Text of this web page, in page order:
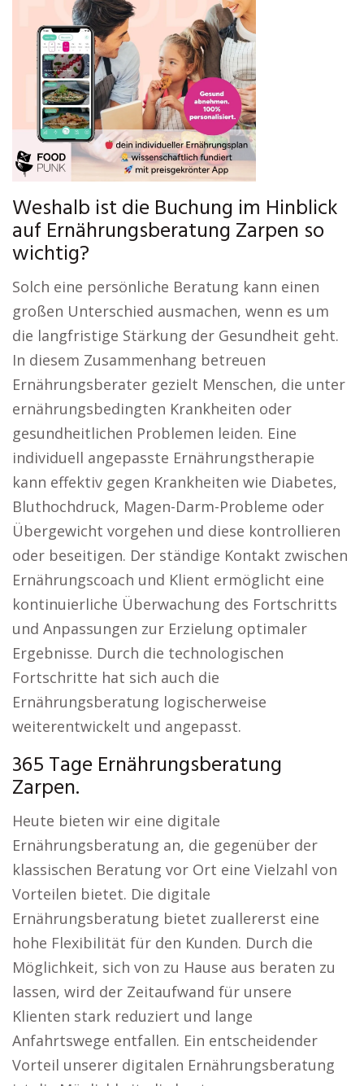
Weshalb ist die Buchung im Hinblick
auf Ernährungsberatung Zarpen so
wichtig?
Solch eine persönliche Beratung kann einen
großen Unterschied ausmachen, wenn es um
die langfristige Stärkung der Gesundheit geht.
In diesem Zusammenhang betreuen
Ernährungsberater gezielt Menschen, die unter
ernährungsbedingten Krankheiten oder
gesundheitlichen Problemen leiden. Eine
individuell angepasste Ernährungstherapie
kann effektiv gegen Krankheiten wie Diabetes,
Bluthochdruck, Magen-Darm-Probleme oder
Übergewicht vorgehen und diese kontrollieren
oder beseitigen. Der ständige Kontakt zwischen
Ernährungscoach und Klient ermöglicht eine
kontinuierliche Überwachung des Fortschritts
und Anpassungen zur Erzielung optimaler
Ergebnisse. Durch die technologischen
Fortschritte hat sich auch die
Ernährungsberatung logischerweise
weiterentwickelt und angepasst.
365 Tage Ernährungsberatung
Zarpen.
Heute bieten wir eine digitale
Ernährungsberatung an, die gegenüber der
klassischen Beratung vor Ort eine Vielzahl von
Vorteilen bietet. Die digitale
Ernährungsberatung bietet zuallererst eine
hohe Flexibilität für den Kunden. Durch die
Möglichkeit, sich von zu Hause aus beraten zu
lassen, wird der Zeitaufwand für unsere
Klienten stark reduziert und lange
Anfahrtswege entfallen. Ein entscheidender
Vorteil unserer digitalen Ernährungsberatung